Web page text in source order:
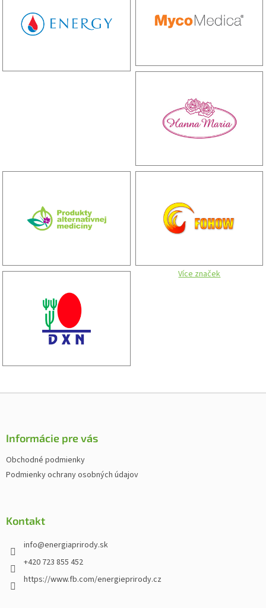
Více značek
Z
Informácie pre vás
Obchodné podmienky
Podmienky ochrany osobných údajov
Kontakt
info@energiaprirody.sk
+420 723 855 452
https://www.fb.com/energieprirody.cz